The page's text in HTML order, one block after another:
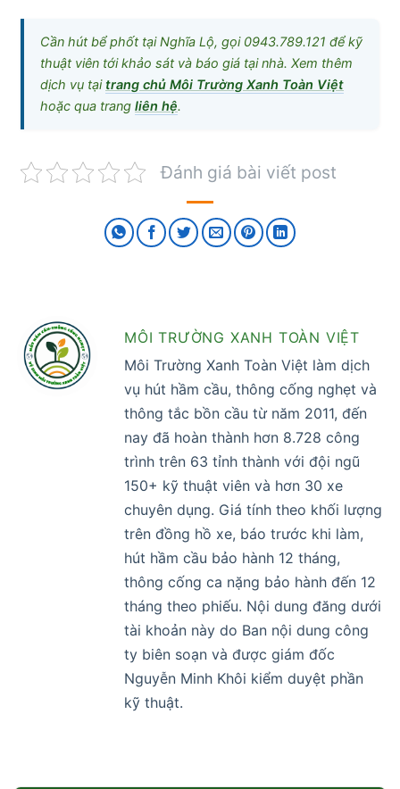
Cần hút bể phốt tại Nghĩa Lộ, gọi 0943.789.121 để kỹ
thuật viên tới khảo sát và báo giá tại nhà. Xem thêm
dịch vụ tại trang chủ Môi Trường Xanh Toàn Việt
hoặc qua trang liên hệ.
Đánh giá bài viết post
MÔI TRƯỜNG XANH TOÀN VIỆT
Môi Trường Xanh Toàn Việt làm dịch
vụ hút hầm cầu, thông cống nghẹt và
thông tắc bồn cầu từ năm 2011, đến
nay đã hoàn thành hơn 8.728 công
trình trên 63 tỉnh thành với đội ngũ
150+ kỹ thuật viên và hơn 30 xe
chuyên dụng. Giá tính theo khối lượng
trên đồng hồ xe, báo trước khi làm,
hút hầm cầu bảo hành 12 tháng,
thông cống ca nặng bảo hành đến 12
tháng theo phiếu. Nội dung đăng dưới
tài khoản này do Ban nội dung công
ty biên soạn và được giám đốc
Nguyễn Minh Khôi kiểm duyệt phần
kỹ thuật.